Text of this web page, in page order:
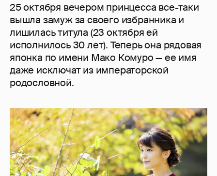
25 октября вечером принцесса все-таки
вышла замуж за своего избранника и
лишилась титула (23 октября ей
исполнилось 30 лет). Теперь она рядовая
японка по имени Мако Комуро — ее имя
даже исключат из императорской
родословной.